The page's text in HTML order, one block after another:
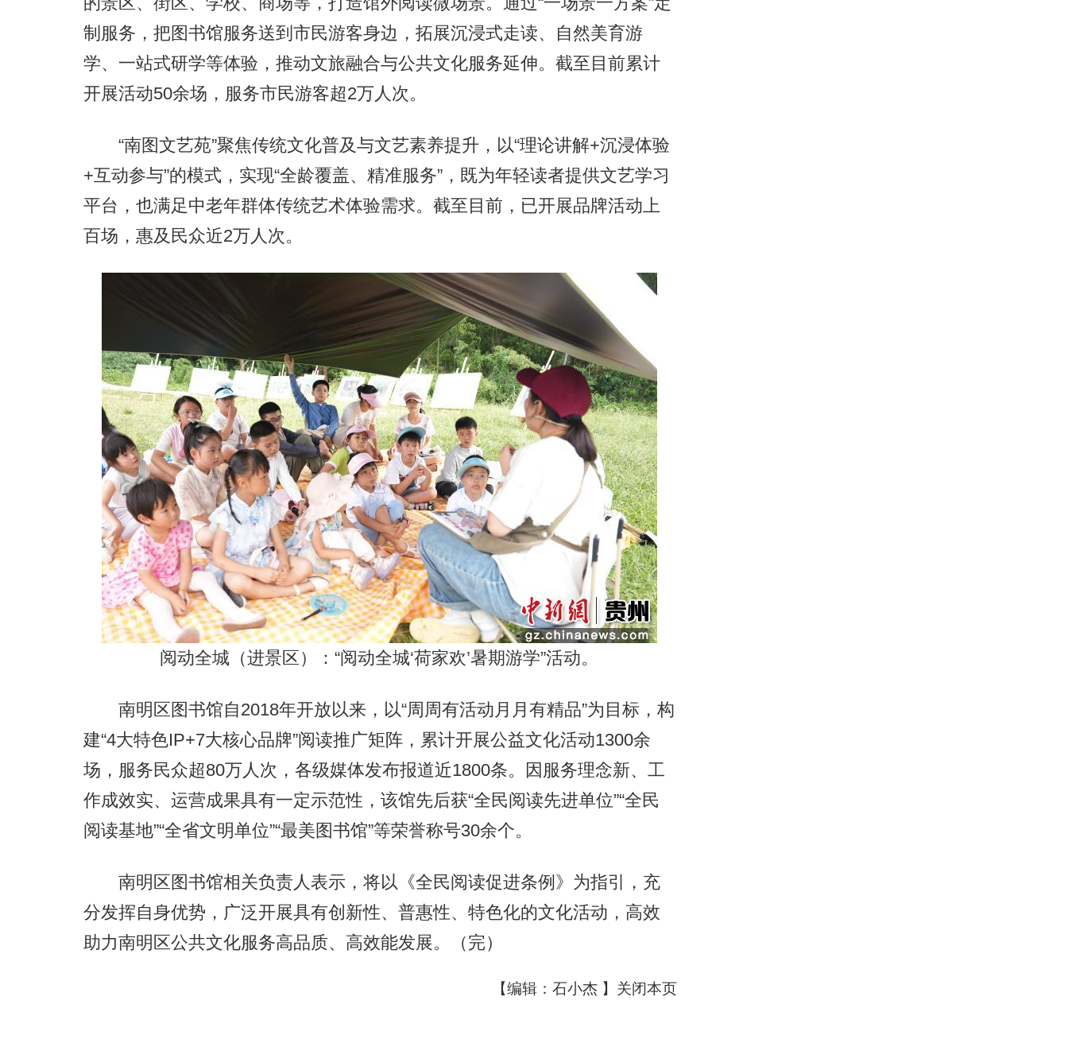
制服务，把图书馆服务送到市民游客身边，拓展沉浸式走读、自然美育游
学、一站式研学等体验，推动文旅融合与公共文化服务延伸。截至目前累计
开展活动50余场，服务市民游客超2万人次。
“南图文艺苑”聚焦传统文化普及与文艺素养提升，以“理论讲解+沉浸体验
+互动参与”的模式，实现“全龄覆盖、精准服务”，既为年轻读者提供文艺学习
平台，也满足中老年群体传统艺术体验需求。截至目前，已开展品牌活动上
百场，惠及民众近2万人次。
阅动全城（进景区）：“阅动全城‘荷家欢’暑期游学”活动。
南明区图书馆自2018年开放以来，以“周周有活动月月有精品”为目标，构
建“4大特色IP+7大核心品牌”阅读推广矩阵，累计开展公益文化活动1300余
场，服务民众超80万人次，各级媒体发布报道近1800条。因服务理念新、工
作成效实、运营成果具有一定示范性，该馆先后获“全民阅读先进单位”“全民
阅读基地”“全省文明单位”“最美图书馆”等荣誉称号30余个。
南明区图书馆相关负责人表示，将以《全民阅读促进条例》为指引，充
分发挥自身优势，广泛开展具有创新性、普惠性、特色化的文化活动，高效
助力南明区公共文化服务高品质、高效能发展。（完）
【编辑：石小杰 】 关闭本页